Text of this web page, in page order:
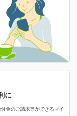
！
ど
に
金のご請求等ができるマイ